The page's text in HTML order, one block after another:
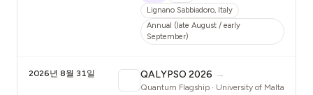
Lignano Sabbiadoro, Italy
Annual (late August / early
September)
2026년 8월 31일 QALYPSO 2026 →
Quantum Flagship · University of Malta